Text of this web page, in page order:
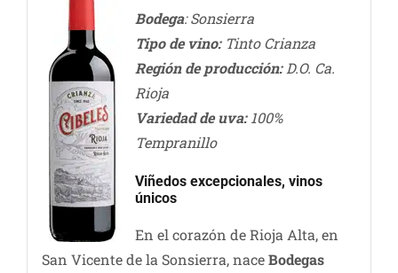
Bodega: Sonsierra
Tipo de vino:Tinto Crianza
Región de producción:D.O. Ca.
Rioja
Variedad de uva: 100%
Tempranillo
Viñedos excepcionales, vinos
únicos
En el corazón de Rioja Alta, en
San Vicente de la Sonsierra, naceBodegas